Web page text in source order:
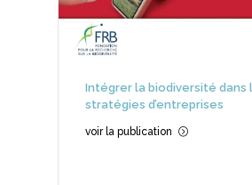
Intégrer la biodiversité dans
stratégies d’entreprises
voir la publication =